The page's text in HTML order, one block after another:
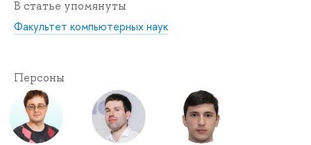
В статье упомянуты
Факультет компьютерных наук
Персоны